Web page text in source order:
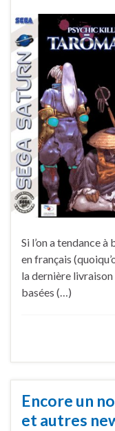
Si l’on a tendance
en français
la dernière livraison
basées (…)
Encore un
et autres